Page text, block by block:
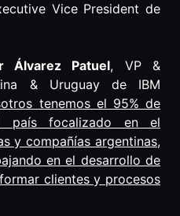
Vice President de
Álvarez Patuel, VP &
& Uruguay de IBM
tenemos el 95% de
país focalizado en el
y compañías argentinas,
en el desarrollo de
clientes y procesos